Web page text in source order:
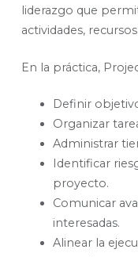
liderazgo que
actividades,
En la práctica,
Definir
Organizar
Administrar
Identificar
proyecto.
Comunicar
interesadas.
Alinear la